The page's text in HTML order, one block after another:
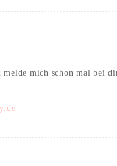
mich schon mal bei